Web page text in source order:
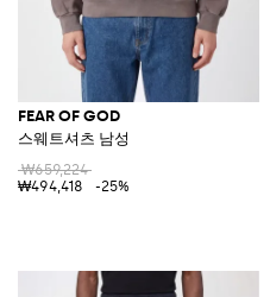
FEAR OF GOD
스웨트셔츠 남성
₩659,224
₩494,418
-25%